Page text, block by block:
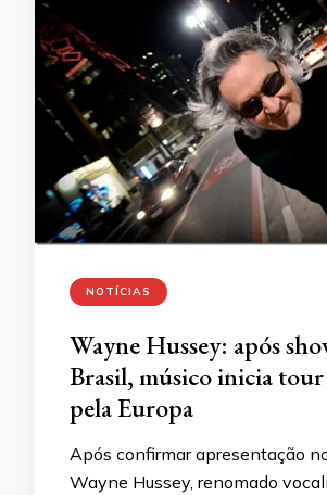
NOTÍCIAS
Wayne Hussey: após
Brasil, músico inicia
pela Europa
Após confirmar apresentação
Wayne Hussey, renomado